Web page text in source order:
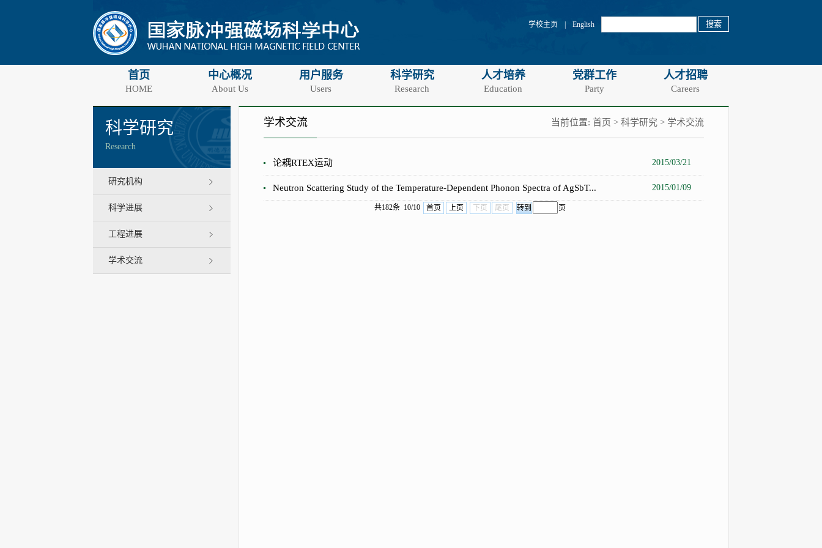
学校主页 English
首页
HOME
中心概况
About Us
用户服务
Users
科学研究
Research
人才培养
Education
党群工作
Party
人才招聘
Careers
科学研究
Research
研究机构
科学进展
工程进展
学术交流
学术交流 当前位置: 首页 > 科学研究 > 学术交流
2015/03/21
论耦RTEX运动
2015/01/09
Neutron Scattering Study of the Temperature-Dependent Phonon Spectra of AgSbT...
共182条 10/10 首页 上页 下页 尾页 页